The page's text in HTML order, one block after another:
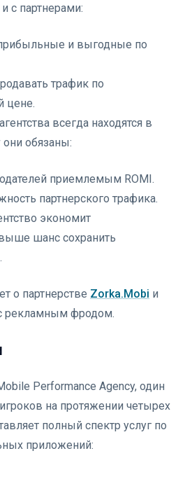
с партнерами:
и выгодные по
трафик по
цене.
всегда находятся в
они обязаны:
приемлемым ROMI.
партнерского трафика.
экономит
шанс сохранить
о партнерстве Zorka.Mobi и
рекламным фродом.
Performance Agency, один
на протяжении четырех
полный спектр услуг по
приложений: